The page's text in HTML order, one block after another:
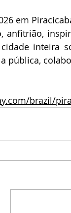
em
inteira
pública,
brazil/